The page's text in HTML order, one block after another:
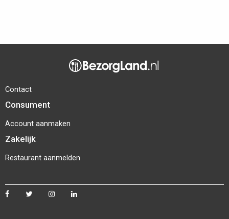
Contact
Consument
Account aanmaken
Zakelijk
Restaurant aanmelden